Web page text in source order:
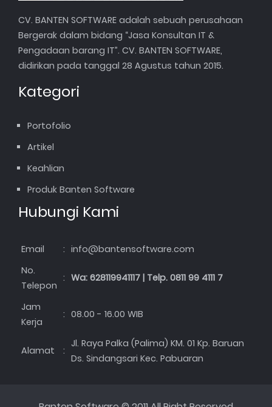
CV. BANTEN SOFTWARE adalah sebuah perusahaan
Bergerak dalam bidang “Jasa Konsultan IT &
Pengadaan barang IT”. CV. BANTEN SOFTWARE,
didirikan pada tanggal 28 Agustus tahun 2015.
Kategori
Portofolio
Artikel
Keahlian
Produk Banten Software
Hubungi Kami
Email : info@bantensoftware.com
No.
Telepon
: Wa: 628119941117 | Telp. 0811 99 4111 7
Jam
Kerja
: 08.00 - 16.00 WIB
Alamat :
Jl. Raya Palka (Palima) KM. 01 Kp. Baruan
Ds. Sindangsari Kec. Pabuaran